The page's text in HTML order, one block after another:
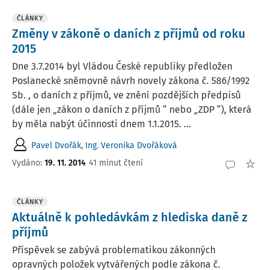
ČLÁNKY
Změny v zákoně o daních z příjmů od roku
2015
Dne 3.7.2014 byl Vládou České republiky předložen
Poslanecké sněmovně návrh novely zákona č. 586/1992
Sb. , o daních z příjmů, ve znění pozdějších předpisů
(dále jen „zákon o daních z příjmů “ nebo „ZDP “), která
by měla nabýt účinnosti dnem 1.1.2015. ...
Pavel Dvořák, Ing. Veronika Dvořáková
Vydáno: 19. 11. 2014 41 minut čtení
ČLÁNKY
Aktuálně k pohledávkám z hlediska daně z
příjmů
Příspěvek se zabývá problematikou zákonných
opravných položek vytvářených podle zákona č.